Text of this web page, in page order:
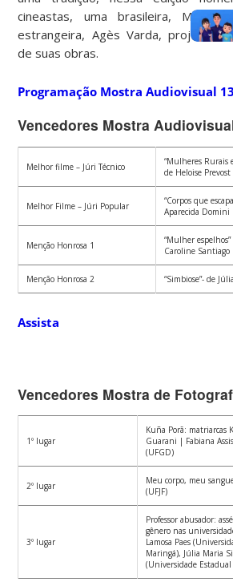
cineastas, uma brasileira, Mari
estrangeira, Agès Varda, projetando
de suas obras.
Programação Mostra Audiovisual
Vencedores Mostra
Melhor filme – Júri Técnico
“Mulheres Rurais
de Heloise Prevost
Melhor Filme – Júri Popular
“Corpos que
Aparecida Domini
Menção Honrosa 1
“Mulher espelhos”
Caroline Santiago
Menção Honrosa 2 “Simbiose”- de
Assista
Vencedores Mostra de
1º lugar
Kuña Porã: matriarcas
Guarani | Fabiana
(UFGD)
2º lugar
Meu corpo, meu
(UFJF)
3º lugar
Professor abusador:
gênero nas
Lamosa Paes
Maringá), Júlia Maria
(Universidade